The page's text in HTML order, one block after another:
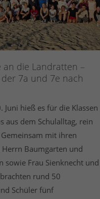
an die Landratten –
7a und 7e nach
Juni hieß es für die Klassen
aus dem Schulalltag, rein
mit ihren
Herrn Baumgarten und
sowie Frau Sienknecht und
rund 50
Schüler fünf